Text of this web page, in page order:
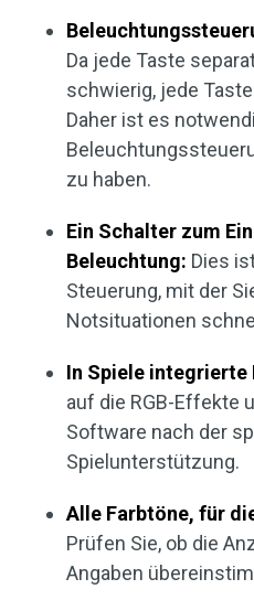
Da jede Taste
schwierig, jede
Daher ist es
zu haben.
Ein Schalter zum
Beleuchtung: Dies
Steuerung, mit der
Notsituationen
In Spiele integrierte
auf die RGB-Effekte
Software nach der
Spielunterstützung.
Alle Farbtöne, für
Prüfen Sie, ob die
Angaben